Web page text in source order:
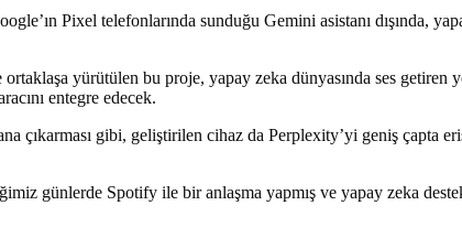
Pixel telefonlarında sunduğu Gemini asistanı dışında,
yürütülen bu proje, yapay zeka dünyasında ses getiren
entegre edecek.
çıkarması gibi, geliştirilen cihaz da Perplexity’yi geniş çapta
günlerde Spotify ile bir anlaşma yapmış ve yapay zeka